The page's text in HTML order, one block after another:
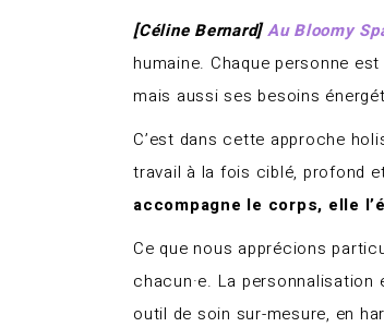
[Céline Bernard] Au Bloomy
humaine. Chaque personne
mais aussi ses besoins
C’est dans cette approche
travail à la fois ciblé, profond
accompagne le corps, elle
Ce que nous apprécions
chacun·e. La
outil de soin sur-mesure, en